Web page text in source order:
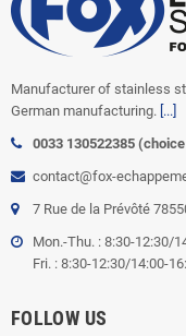
Manufacturer of stainless
German manufacturing. [...]
0033 130522385
contact@fox-
7 Rue de la Prévôté
Mon.-Thu. : 8:30-12:30/
Fri. : 8:30-12:30/14:00-
FOLLOW US